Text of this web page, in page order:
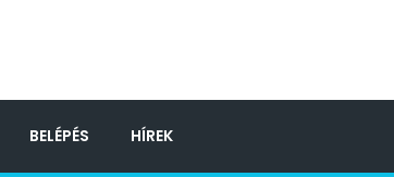
BELÉPÉS HÍREK